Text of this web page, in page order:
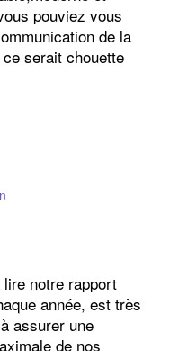
pouviez vous
de la
serait chouette
notre rapport
année, est très
assurer une
de nos